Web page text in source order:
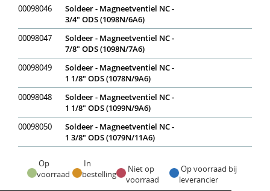
00098046
Soldeer - Magneetventiel NC -
3/4" ODS (1098N/6A6)
00098047
Soldeer - Magneetventiel NC -
7/8" ODS (1098N/7A6)
00098049
Soldeer - Magneetventiel NC -
1 1/8" ODS (1078N/9A6)
00098048
Soldeer - Magneetventiel NC -
1 1/8" ODS (1099N/9A6)
00098050
Soldeer - Magneetventiel NC -
1 3/8" ODS (1079N/11A6)
Op
voorraad
In
bestelling
Niet op
voorraad
Op voorraad bij
leverancier